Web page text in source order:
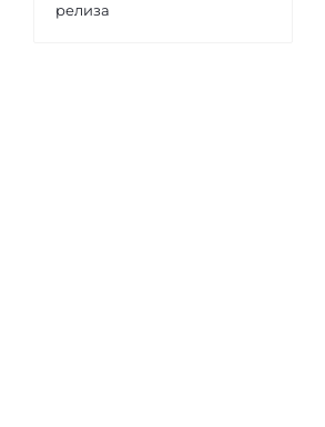
релиза